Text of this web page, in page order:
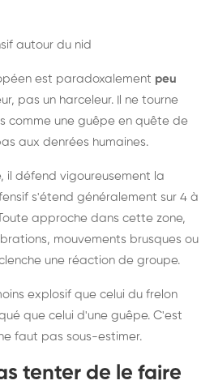
autour du nid
est paradoxalement peu
pas un harceleur. Il ne tourne
comme une guêpe en quête de
aux denrées humaines.
il défend vigoureusement la
s'étend généralement sur 4 à
approche dans cette zone,
mouvements brusques ou
une réaction de groupe.
explosif que celui du frelon
que celui d'une guêpe. C'est
faut pas sous-estimer.
tenter de le faire